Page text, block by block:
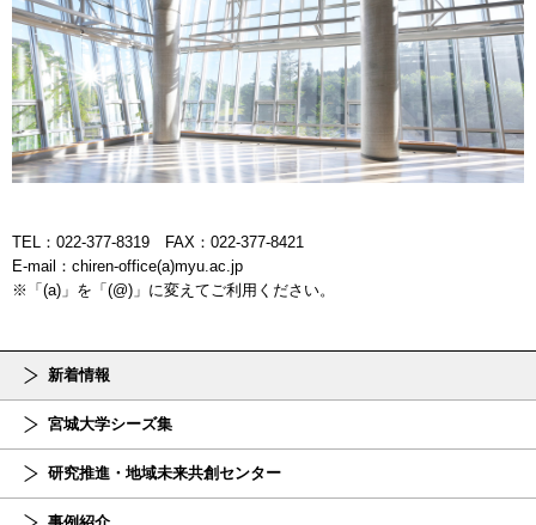
TEL：022-377-8319 FAX：022-377-8421
E-mail：chiren-office(a)myu.ac.jp
※「(a)」を「(@)」に変えてご利用ください。
新着情報
宮城大学シーズ集
研究推進・地域未来共創センター